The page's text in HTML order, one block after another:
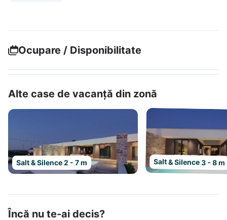
Ocupare / Disponibilitate
Alte case de vacanță din zonă
Salt & Silence 2 - 7 m Salt & Silence 3 - 8 m
Încă nu te-ai decis?